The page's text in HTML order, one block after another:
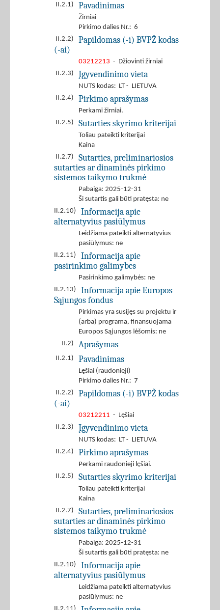
II.2.1) Pavadinimas
Žirniai
Pirkimo dalies Nr.: 6
II.2.2)
Papildomas (-i) BVPŽ kodas
(-ai)
03212213 - Džiovinti žirniai
II.2.3)
Įgyvendinimo vieta
NUTS kodas: LT - LIETUVA
II.2.4)
Pirkimo aprašymas
Perkami žirniai.
II.2.5)
Sutarties skyrimo kriterijai
Toliau pateikti kriterijai
Kaina
II.2.7)
Sutarties, preliminariosios
sutarties ar dinaminės pirkimo
sistemos taikymo trukmė
Pabaiga: 2025-12-31
Ši sutartis gali būti pratęsta: ne
II.2.10)
Informacija apie
alternatyvius pasiūlymus
Leidžiama pateikti alternatyvius
pasiūlymus: ne
II.2.11)
Informacija apie
pasirinkimo galimybes
Pasirinkimo galimybės: ne
II.2.13)
Informacija apie Europos
Sąjungos fondus
Pirkimas yra susijęs su projektu ir
(arba) programa, finansuojama
Europos Sąjungos lėšomis: ne
II.2)
Aprašymas
II.2.1) Pavadinimas
Lęšiai (raudonieji)
Pirkimo dalies Nr.: 7
II.2.2)
Papildomas (-i) BVPŽ kodas
(-ai)
03212211 - Lęšiai
II.2.3)
Įgyvendinimo vieta
NUTS kodas: LT - LIETUVA
II.2.4)
Pirkimo aprašymas
Perkami raudonieji lęšiai.
II.2.5)
Sutarties skyrimo kriterijai
Toliau pateikti kriterijai
Kaina
II.2.7)
Sutarties, preliminariosios
sutarties ar dinaminės pirkimo
sistemos taikymo trukmė
Pabaiga: 2025-12-31
Ši sutartis gali būti pratęsta: ne
II.2.10)
Informacija apie
alternatyvius pasiūlymus
Leidžiama pateikti alternatyvius
pasiūlymus: ne